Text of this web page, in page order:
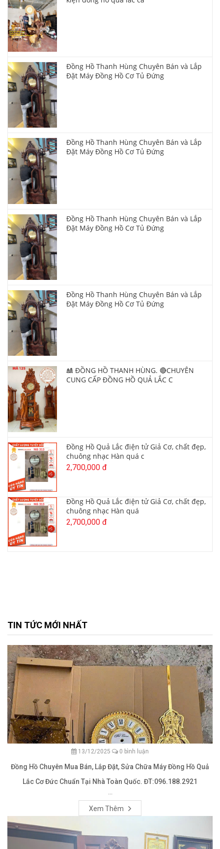
Đồng Hồ Thanh Hùng Chuyên Bán và Lắp
Đặt Máy Đồng Hồ Cơ Tủ Đứng
Đồng Hồ Thanh Hùng Chuyên Bán và Lắp
Đặt Máy Đồng Hồ Cơ Tủ Đứng
Đồng Hồ Thanh Hùng Chuyên Bán và Lắp
Đặt Máy Đồng Hồ Cơ Tủ Đứng
Đồng Hồ Thanh Hùng Chuyên Bán và Lắp
Đặt Máy Đồng Hồ Cơ Tủ Đứng
🎎 ĐỒNG HỒ THANH HÙNG. 🔴CHUYÊN
CUNG CẤP ĐỒNG HỒ QUẢ LẮC C
Đồng Hồ Quả Lắc điện tử Giả Cơ, chất đẹp,
chuông nhạc Hàn quá c
2,700,000 đ
Đồng Hồ Quả Lắc điện tử Giả Cơ, chất đẹp,
chuông nhạc Hàn quá
2,700,000 đ
TIN TỨC MỚI NHẤT
13/12/2025 0 bình luận
Đồng Hồ Chuyên Mua Bán, Lắp Đặt, Sửa Chữa Máy Đồng Hồ Quả
Lắc Cơ Đức Chuẩn Tại Nhà Toàn Quốc. ĐT:096.188.2921
Xem Thêm